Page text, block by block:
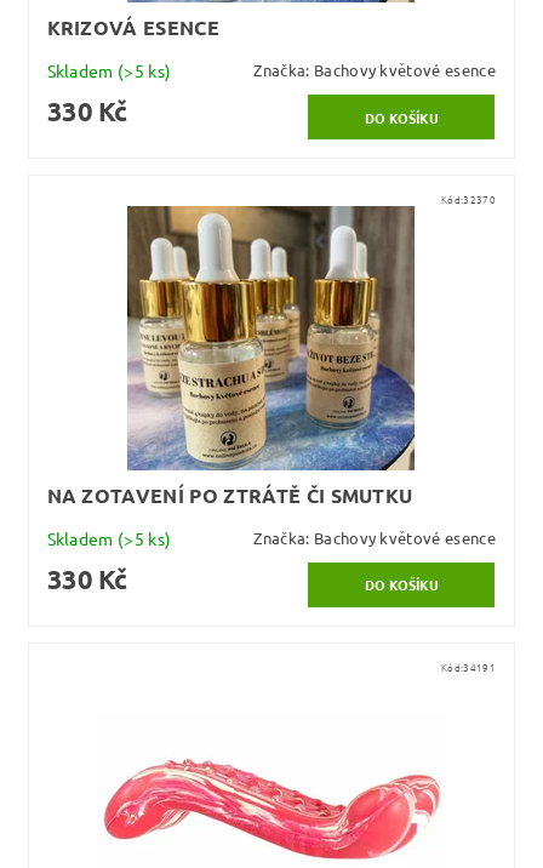
KRIZOVÁ ESENCE
Skladem (>5 ks) Značka: Bachovy květové esence
330 Kč
Kód:32370
NA ZOTAVENÍ PO ZTRÁTĚ ČI SMUTKU
Skladem (>5 ks) Značka: Bachovy květové esence
330 Kč
Kód:34191